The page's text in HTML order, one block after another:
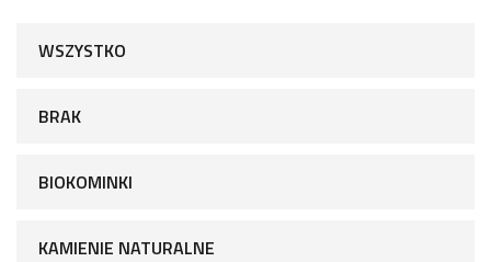
WSZYSTKO
BRAK
BIOKOMINKI
KAMIENIE NATURALNE